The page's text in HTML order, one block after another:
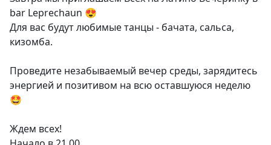
bar Leprechaun 😍
Для вас будут любимые танцы - бачата, сальса,
кизомба.
Проведите незабываемый вечер среды, зарядитесь
энергией и позитивом на всю оставшуюся неделю
🤩
Ждем всех!